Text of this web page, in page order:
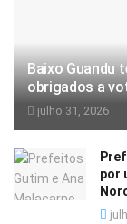
Baixo Guandu
obrigados a
julho 31, 2026
por